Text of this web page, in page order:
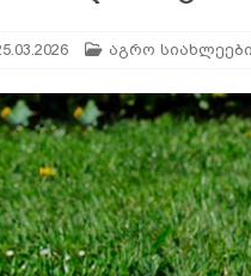
გაწმენდა
აგრო სიახლეები